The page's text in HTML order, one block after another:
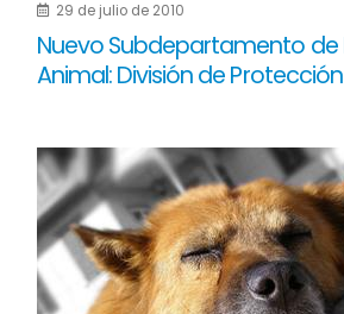
29 de julio de 2010
Nuevo Subdepartamento de
Animal: División de